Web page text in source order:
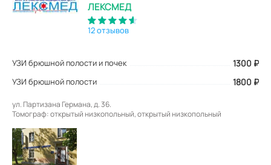
ЛЕКСМЕД
12 отзывов
УЗИ брюшной полости и почек 1300 ₽
УЗИ брюшной полости 1800 ₽
ул. Партизана Германа, д. 36.
Томограф: открытый низкопольный, открытый низкопольный